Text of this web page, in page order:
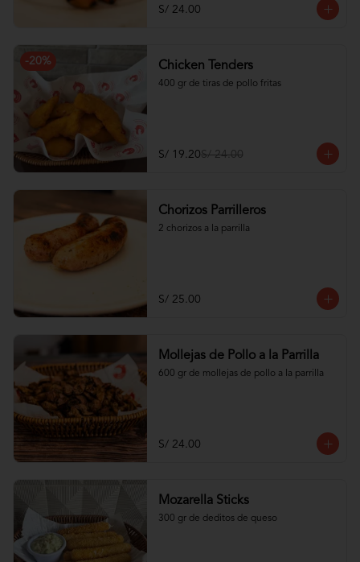
S/ 24.00
-20% Chicken Tenders
400 gr de tiras de pollo fritas
S/ 19.20S/ 24.00
Chorizos Parrilleros
2 chorizos a la parrilla
S/ 25.00
Mollejas de Pollo a la Parrilla
600 gr de mollejas de pollo a la parrilla
S/ 24.00
Mozarella Sticks
300 gr de deditos de queso